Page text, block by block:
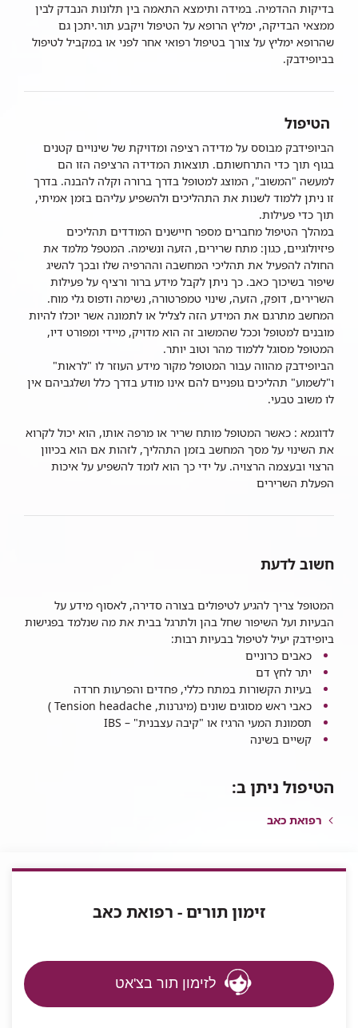
בדיקות ההדמיה. במידה ותימצא התאמה בין תלונות הנבדק לבין
ממצאי הבדיקה, ימליץ הרופא על הטיפול ויקבע תור.יתכן גם
שהרופא ימליץ על צורך בטיפול רפואי אחר לפני או במקביל לטיפול
בביופידבק.
הטיפול
הביופידבק מבוסס על מדידה רציפה ומדויקת של שינויים קטנים
בגוף תוך כדי התרחשותם. תוצאות המדידה הרציפה הזו הם
למעשה "המשוב", המוצג למטופל בדרך ברורה וקלה להבנה. בדרך
זו ניתן ללמוד לשנות את התהליכים ולהשפיע עליהם בזמן אמיתי,
תוך כדי פעילות.
במהלך הטיפול מחברים מספר חיישנים המודדים תהליכים
פיזיולוגיים, כגון: מתח שרירים, הזעה ונשימה. המטפל מלמד את
החולה להפעיל את תהליכי המחשבה וההרפיה שלו ובכך להשיג
שיפור בשיכוך כאב. כך ניתן לקבל מידע ברור ורציף על פעילות
השרירים, דופק, הזעה, שינוי טמפרטורה, נשימה ודפוס גלי מוח.
המחשב מתרגם את המידע הזה לצליל או לתמונה אשר יוכלו להיות
מובנים למטופל וככל שהמשוב זה הוא מדויק, מיידי ומפורט דיו,
המטופל מסוגל ללמוד מהר וטוב יותר.
הביופידבק מהווה עבור המטופל מקור מידע העוזר לו "לראות"
ו"לשמוע" תהליכים גופניים להם אינו מודע בדרך כלל ושלגביהם אין
לו משוב טבעי.
לדוגמא : כאשר המטופל מותח שריר או מרפה אותו, הוא יכול לקרוא
את השינוי על מסך המחשב בזמן התהליך, לזהות אם הוא בכיוון
הרצוי ובעצמה הרצויה. על ידי כך הוא לומד להשפיע על איכות
הפעלת השרירים
חשוב לדעת
המטופל צריך להגיע לטיפולים בצורה סדירה, לאסוף מידע על
הבעיות ועל השיפור שחל בהן ולתרגל בבית את מה שנלמד בפגישות
ביופידבק יעיל לטיפול בבעיות רבות:
כאבים כרוניים
יתר לחץ דם
בעיות הקשורות במתח כללי, פחדים והפרעות חרדה
כאבי ראש מסוגים שונים (מיגרנות, Tension headache )
תסמונת המעי הרגיז או "קיבה עצבנית" – IBS
קשיים בשינה
הטיפול ניתן ב:
רפואת כאב
זימון תורים - רפואת כאב
לזימון תור בצ'אט